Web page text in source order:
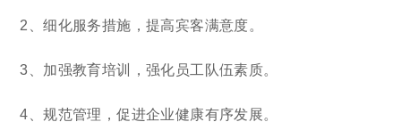
2、细化服务措施，提高宾客满意度。
3、加强教育培训，强化员工队伍素质。
4、规范管理，促进企业健康有序发展。